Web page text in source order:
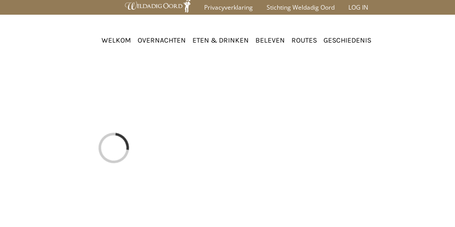
Privacyverklaring Stichting Weldadig Oord LOG IN
WELKOM OVERNACHTEN ETEN & DRINKEN BELEVEN ROUTES GESCHIEDENIS
Loading...